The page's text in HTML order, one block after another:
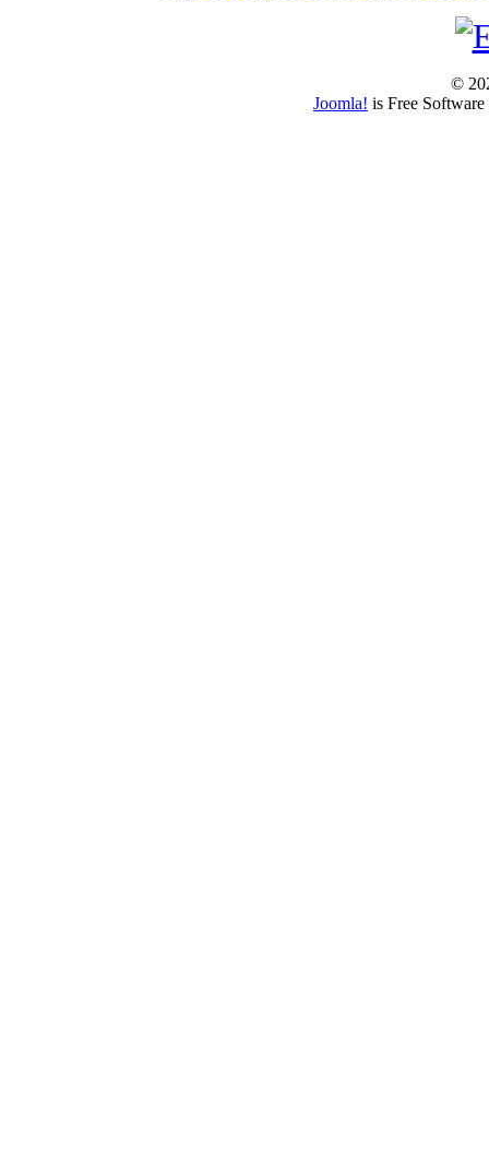
©
Joomla! is Free